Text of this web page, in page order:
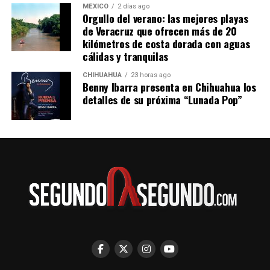
MÉXICO 2 días ago
Orgullo del verano: las mejores playas
de Veracruz que ofrecen más de 20
kilómetros de costa dorada con aguas
cálidas y tranquilas
CHIHUAHUA 23 horas ago
Benny Ibarra presenta en Chihuahua los
detalles de su próxima “Lunada Pop”